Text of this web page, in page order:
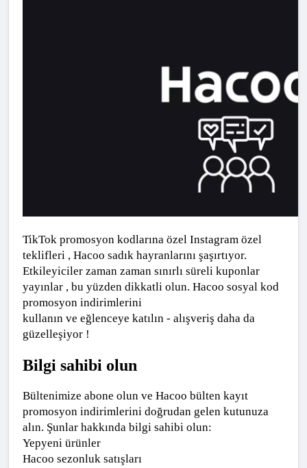
TikTok promosyon kodlarına özel Instagram özel
teklifleri , Hacoo sadık hayranlarını şaşırtıyor.
Etkileyiciler zaman zaman sınırlı süreli kuponlar
yayınlar , bu yüzden dikkatli olun. Hacoo sosyal kod
promosyon indirimlerini
kullanın ve eğlenceye katılın - alışveriş daha da
güzelleşiyor !
Bilgi sahibi olun
Bültenimize abone olun ve Hacoo bülten kayıt
promosyon indirimlerini doğrudan gelen kutunuza
alın. Şunlar hakkında bilgi sahibi olun:
Yepyeni ürünler
Hacoo sezonluk satışları